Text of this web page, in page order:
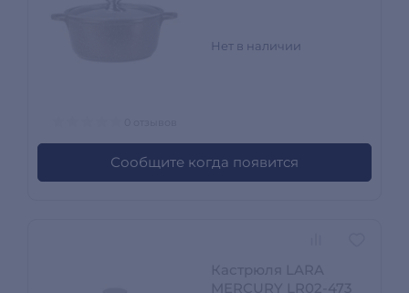
Нет в наличии
Сообщите когда появится